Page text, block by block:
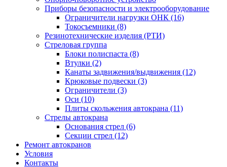
Приборы безопасности и электрооборудование
Ограничители нагрузки ОНК (16)
Токосъемники (8)
Резинотехнические изделия (РТИ)
Стреловая группа
Блоки полиспаста (8)
Втулки (2)
Канаты задвижения/выдвижения (12)
Крюковые подвески (3)
Ограничители (3)
Оси (10)
Плиты скольжения автокрана (11)
Стрелы автокрана
Основания стрел (6)
Секции стрел (12)
Ремонт автокранов
Условия
Контакты